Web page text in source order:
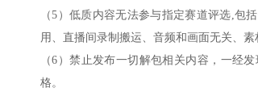
（5）低质内容无法参与指定赛道评选,包
用、直播间录制搬运、音频和画面无关、
（6）禁止发布一切解包相关内容，一经
格。